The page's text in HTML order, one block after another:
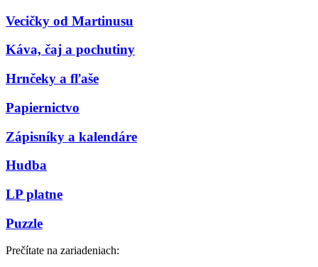
Vecičky od Martinusu
Káva, čaj a pochutiny
Hrnčeky a fľaše
Papiernictvo
Zápisníky a kalendáre
Hudba
LP platne
Puzzle
Prečítate na zariadeniach: